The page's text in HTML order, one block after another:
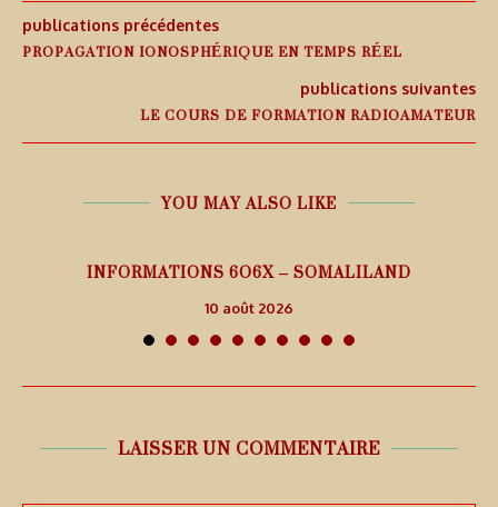
publications précédentes
PROPAGATION IONOSPHÉRIQUE EN TEMPS RÉEL
publications suivantes
LE COURS DE FORMATION RADIOAMATEUR
YOU MAY ALSO LIKE
INFORMATIONS 6O6X – SOMALILAND
10 août 2026
LAISSER UN COMMENTAIRE